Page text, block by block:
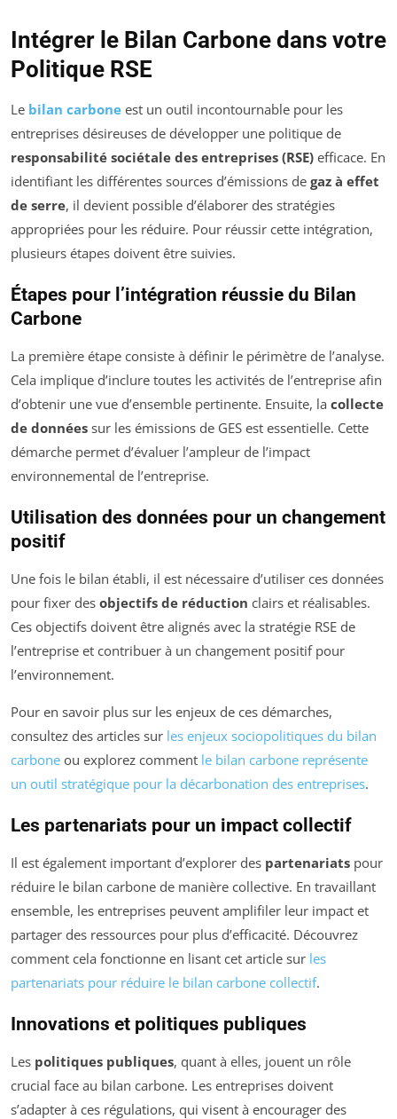
Intégrer le Bilan Carbone dans votre
Politique RSE
Le bilan carbone est un outil incontournable pour les
entreprises désireuses de développer une politique de
responsabilité sociétale des entreprises (RSE) efficace. En
identifiant les différentes sources d’émissions de gaz à effet
de serre, il devient possible d’élaborer des stratégies
appropriées pour les réduire. Pour réussir cette intégration,
plusieurs étapes doivent être suivies.
Étapes pour l’intégration réussie du Bilan
Carbone
La première étape consiste à définir le périmètre de l’analyse.
Cela implique d’inclure toutes les activités de l’entreprise afin
d’obtenir une vue d’ensemble pertinente. Ensuite, la collecte
de données sur les émissions de GES est essentielle. Cette
démarche permet d’évaluer l’ampleur de l’impact
environnemental de l’entreprise.
Utilisation des données pour un changement
positif
Une fois le bilan établi, il est nécessaire d’utiliser ces données
pour fixer des objectifs de réduction clairs et réalisables.
Ces objectifs doivent être alignés avec la stratégie RSE de
l’entreprise et contribuer à un changement positif pour
l’environnement.
Pour en savoir plus sur les enjeux de ces démarches,
consultez des articles sur les enjeux sociopolitiques du bilan
carbone ou explorez comment le bilan carbone représente
un outil stratégique pour la décarbonation des entreprises.
Les partenariats pour un impact collectif
Il est également important d’explorer des partenariats pour
réduire le bilan carbone de manière collective. En travaillant
ensemble, les entreprises peuvent amplifiler leur impact et
partager des ressources pour plus d’efficacité. Découvrez
comment cela fonctionne en lisant cet article sur les
partenariats pour réduire le bilan carbone collectif.
Innovations et politiques publiques
Les politiques publiques, quant à elles, jouent un rôle
crucial face au bilan carbone. Les entreprises doivent
s’adapter à ces régulations, qui visent à encourager des